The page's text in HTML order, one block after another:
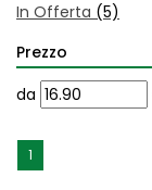
In Offerta (5)
Prezzo
filtra
da
da
1